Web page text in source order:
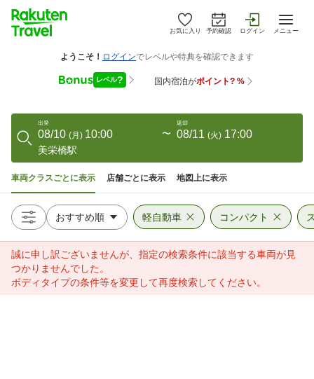
お気に入り 予約確認 ログイン メニュー
出発
08/10 (月) 10:00 〜
返却
08/11 (火) 17:00
美栄橋駅
車両クラスごとに表示 店舗ごとに表示 地図上に表示
軽自動車 コンパクト
誠に申し訳ございませんが、指定の検索条件に該当する車両が見
つかりませんでした。
ボディタイプの条件等を変更して再度検索してください。